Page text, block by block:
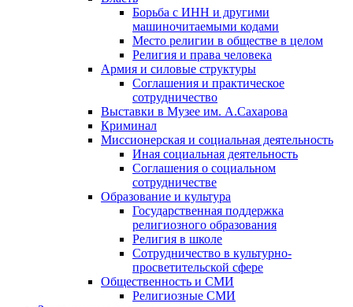
Борьба с ИНН и другими
машиночитаемыми кодами
Место религии в обществе в целом
Религия и права человека
Армия и силовые структуры
Соглашения и практическое
сотрудничество
Выставки в Музее им. А.Сахарова
Криминал
Миссионерская и социальная деятельность
Иная социальная деятельность
Соглашения о социальном
сотрудничестве
Образование и культура
Государственная поддержка
религиозного образования
Религия в школе
Сотрудничество в культурно-
просветительской сфере
Общественность и СМИ
Религиозные СМИ